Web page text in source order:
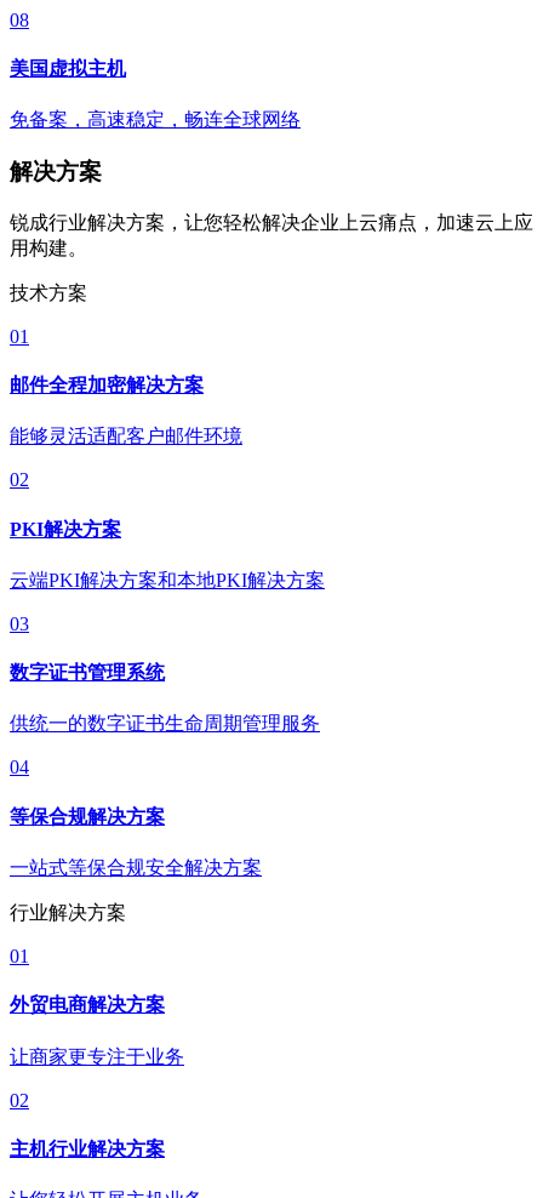
08
美国虚拟主机
免备案，高速稳定，畅连全球网络
解决方案
锐成行业解决方案，让您轻松解决企业上云痛点，加速云上应
用构建。
技术方案
01
邮件全程加密解决方案
能够灵活适配客户邮件环境
02
PKI解决方案
云端PKI解决方案和本地PKI解决方案
03
数字证书管理系统
供统一的数字证书生命周期管理服务
04
等保合规解决方案
一站式等保合规安全解决方案
行业解决方案
01
外贸电商解决方案
让商家更专注于业务
02
主机行业解决方案